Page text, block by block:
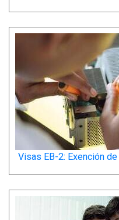
Visas EB-2: Exención